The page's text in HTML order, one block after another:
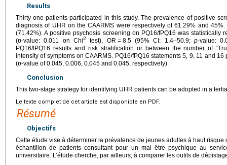
Results
Thirty-one patients participated in this study. The prevalence of positive
diagnosis of UHR on the CAARMS were respectively of 61.29% and
(71.42%). A positive psychosis screening on PQ16/fPQ16 was statistically
(p-value: 0.011 on Chi2 test), OR = 8.5 (95% CI: 1.4–50.9;p-value:
PQ16/fPQ16 results and risk stratification or between the number of
intensity of symptoms on CAARMS. PQ16/fPQ16 statements 5, 9, 11 and
(p-value of 0.045, 0.006, 0.045 and 0.045, respectively).
Conclusion
This two-stage strategy for identifying UHR patients can be adopted in a
Le texte complet de cet article est disponible en PDF.
Résumé
Objectifs
Cette étude vise à déterminer la prévalence de jeunes adultes à haut
échantillon de patients consultant pour un mal être psychique au
universitaire. L’étude cherche, par ailleurs, à comparer les outils de